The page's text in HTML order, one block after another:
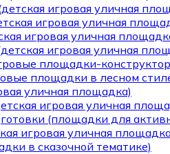
игровая уличная
игровая уличная
игровая уличная
игровая уличная
площадки-
площадки в лесном
уличная площадка)
игровая уличная
(площадки для
игровая уличная
в сказочной тематике)